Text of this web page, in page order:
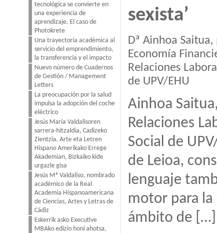
tecnológica se convierte en
una experiencia de
aprendizaje. El caso de
Photokrete
Una trayectoria académica al
servicio del emprendimiento,
la transferencia y el impacto
Nuevo número de Cuadernos
de Gestión / Management
Letters
La preocupación por la salud
impulsa la adopción del coche
eléctrico
Jesús María Valdalisoren
sarrera-hitzaldia, Cadizeko
Zientzia, Arte eta Letren
Hispano Amerikako Errege
Akademian, Bizkaiko kide
urgazle gisa
Jesús Mª Valdaliso, nombrado
académico de la Real
Academia Hispanoamericana
de Ciencias, Artes y Letras de
Cádiz
Eskerrik asko Executive
MBAko edizio honi ahotsa,
sexista’
Dª Ainhoa
Economía
Relaciones
de UPV/EHU
Ainhoa
Relaciones
Social de
de Leioa,
lenguaje
motor para la
ámbito de […]